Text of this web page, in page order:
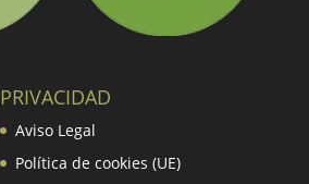
PRIVACIDAD
Aviso Legal
Política de cookies (UE)